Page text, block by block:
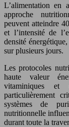
L’alimentation en
approche
peuvent atteindre
et l’intensité de
densité
sur plusieurs jours.
Les protocoles
haute valeur
vitaminiques et
particulièrement
systèmes de
nutritionnelle
durant toute la